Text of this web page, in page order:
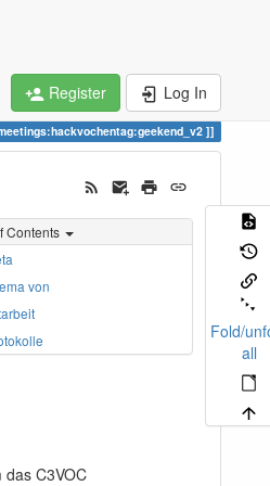
Register Log In
Fold/
all
Contents
von
C3VOC